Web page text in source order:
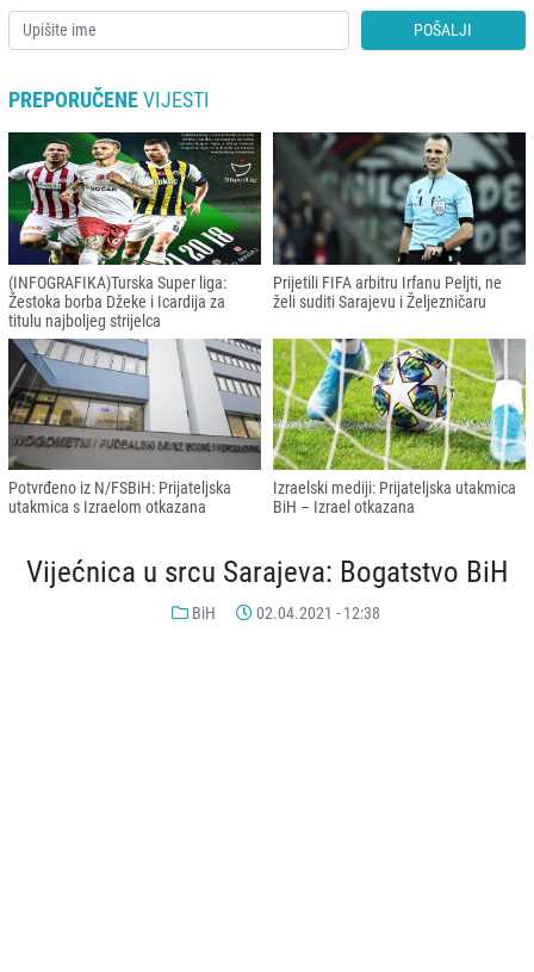
POŠALJI
PREPORUČENEVIJESTI
(INFOGRAFIKA)Turska Super liga:
Žestoka borba Džeke i Icardija za
titulu najboljeg strijelca
Prijetili FIFA arbitru Irfanu Peljti, ne
želi suditi Sarajevu i Željezničaru
Potvrđeno iz N/FSBiH: Prijateljska
utakmica s Izraelom otkazana
Izraelski mediji: Prijateljska utakmica
BiH – Izrael otkazana
Vijećnica u srcu Sarajeva: Bogatstvo BiH
BiH 02.04.2021 - 12:38